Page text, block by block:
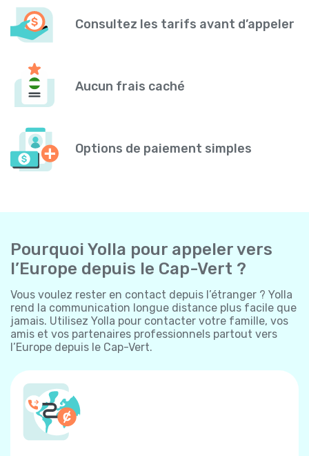
Consultez les tarifs avant d’appeler
Aucun frais caché
Options de paiement simples
Pourquoi Yolla pour appeler vers
l’Europe depuis le Cap-Vert ?
Vous voulez rester en contact depuis l’étranger ? Yolla
rend la communication longue distance plus facile que
jamais. Utilisez Yolla pour contacter votre famille, vos
amis et vos partenaires professionnels partout vers
l’Europe depuis le Cap-Vert.